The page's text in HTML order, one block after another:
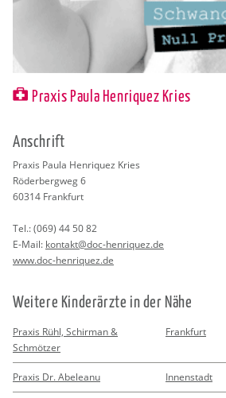
Praxis Paula Henriquez Kries
An­schrift
Pra­xis Paula Hen­ri­quez Kries
Rö­der­berg­weg 6
60314 Frank­furt
Tel.:(069) 44 50 82
E-Mail: kon­takt@​doc-​henriquez.​de
www.​doc-​henriquez.​de
Wei­te­re Kin­der­ärz­te in der Nähe
Praxis Rühl, Schirman &
Schmötzer
Frankfurt
Praxis Dr. Abeleanu Innenstadt